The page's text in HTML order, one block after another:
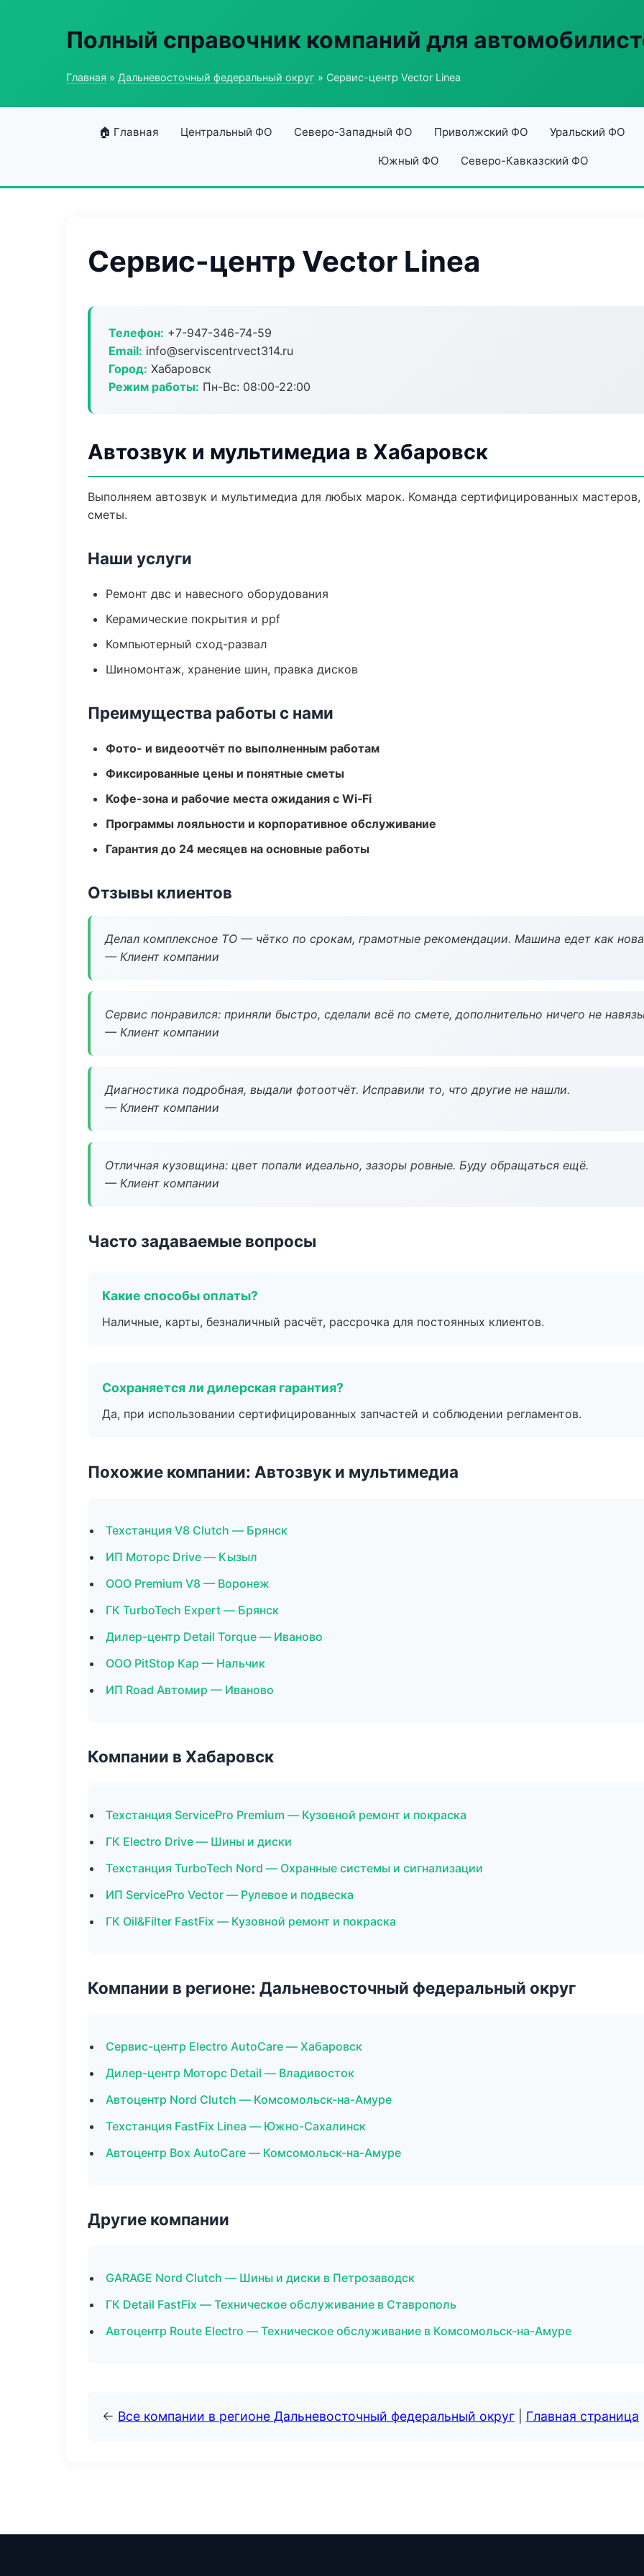
Полный справочник компаний для
Главная » Дальневосточный федеральный округ » Сервис-центр Vector Linea
🏠 Главная Центральный ФО Северо-Западный ФО Приволжский ФО Уральский ФО
Южный ФО Северо-Кавказский ФО
Сервис-центр Vector Linea
Телефон: +7-947-346-74-59
Email: info@serviscentrvect314.ru
Город: Хабаровск
Режим работы: Пн-Вс: 08:00-22:00
Автозвук и мультимедиа в Хабаровск
Выполняем автозвук и мультимедиа для любых марок. Команда сертифицированных мастеров,
сметы.
Наши услуги
Ремонт двс и навесного оборудования
Керамические покрытия и ppf
Компьютерный сход-развал
Шиномонтаж, хранение шин, правка дисков
Преимущества работы с нами
Фото- и видеоотчёт по выполненным работам
Фиксированные цены и понятные сметы
Кофе-зона и рабочие места ожидания с Wi‑Fi
Программы лояльности и корпоративное обслуживание
Гарантия до 24 месяцев на основные работы
Отзывы клиентов
Делал комплексное ТО — чётко по срокам, грамотные рекомендации. Машина едет как
— Клиент компании
Сервис понравился: приняли быстро, сделали всё по смете, дополнительно ничего не
— Клиент компании
Диагностика подробная, выдали фотоотчёт. Исправили то, что другие не нашли.
— Клиент компании
Отличная кузовщина: цвет попали идеально, зазоры ровные. Буду обращаться ещё.
— Клиент компании
Часто задаваемые вопросы
Какие способы оплаты?
Наличные, карты, безналичный расчёт, рассрочка для постоянных клиентов.
Сохраняется ли дилерская гарантия?
Да, при использовании сертифицированных запчастей и соблюдении регламентов.
Похожие компании: Автозвук и мультимедиа
Техстанция V8 Clutch — Брянск
ИП Моторс Drive — Кызыл
ООО Premium V8 — Воронеж
ГК TurboTech Expert — Брянск
Дилер-центр Detail Torque — Иваново
ООО PitStop Кар — Нальчик
ИП Road Автомир — Иваново
Компании в Хабаровск
Техстанция ServicePro Premium — Кузовной ремонт и покраска
ГК Electro Drive — Шины и диски
Техстанция TurboTech Nord — Охранные системы и сигнализации
ИП ServicePro Vector — Рулевое и подвеска
ГК Oil&Filter FastFix — Кузовной ремонт и покраска
Компании в регионе: Дальневосточный федеральный округ
Сервис-центр Electro AutoCare — Хабаровск
Дилер-центр Моторс Detail — Владивосток
Автоцентр Nord Clutch — Комсомольск-на-Амуре
Техстанция FastFix Linea — Южно-Сахалинск
Автоцентр Box AutoCare — Комсомольск-на-Амуре
Другие компании
GARAGE Nord Clutch — Шины и диски в Петрозаводск
ГК Detail FastFix — Техническое обслуживание в Ставрополь
Автоцентр Route Electro — Техническое обслуживание в Комсомольск-на-Амуре
← Все компании в регионе Дальневосточный федеральный округ Главная страница